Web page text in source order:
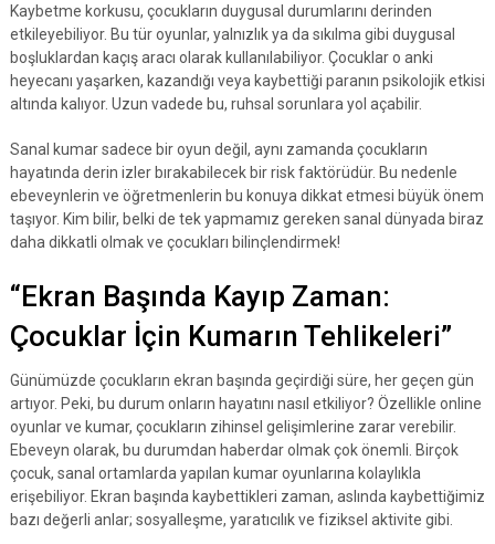
Kaybetme korkusu, çocukların duygusal durumlarını derinden
etkileyebiliyor. Bu tür oyunlar, yalnızlık ya da sıkılma gibi duygusal
boşluklardan kaçış aracı olarak kullanılabiliyor. Çocuklar o anki
heyecanı yaşarken, kazandığı veya kaybettiği paranın psikolojik etkisi
altında kalıyor. Uzun vadede bu, ruhsal sorunlara yol açabilir.
Sanal kumar sadece bir oyun değil, aynı zamanda çocukların
hayatında derin izler bırakabilecek bir risk faktörüdür. Bu nedenle
ebeveynlerin ve öğretmenlerin bu konuya dikkat etmesi büyük önem
taşıyor. Kim bilir, belki de tek yapmamız gereken sanal dünyada biraz
daha dikkatli olmak ve çocukları bilinçlendirmek!
“Ekran Başında Kayıp Zaman:
Çocuklar İçin Kumarın Tehlikeleri”
Günümüzde çocukların ekran başında geçirdiği süre, her geçen gün
artıyor. Peki, bu durum onların hayatını nasıl etkiliyor? Özellikle online
oyunlar ve kumar, çocukların zihinsel gelişimlerine zarar verebilir.
Ebeveyn olarak, bu durumdan haberdar olmak çok önemli. Birçok
çocuk, sanal ortamlarda yapılan kumar oyunlarına kolaylıkla
erişebiliyor. Ekran başında kaybettikleri zaman, aslında kaybettiğimiz
bazı değerli anlar; sosyalleşme, yaratıcılık ve fiziksel aktivite gibi.